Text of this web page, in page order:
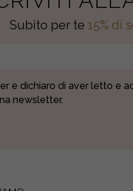
Subito per te 15% di
e dichiaro di aver letto e
newsletter.